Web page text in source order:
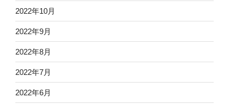
2022年10月
2022年9月
2022年8月
2022年7月
2022年6月